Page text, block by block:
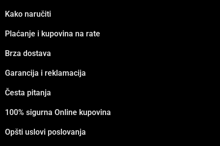
Kako naručiti
Plaćanje i kupovina na rate
Brza dostava
Garancija i reklamacija
Česta pitanja
100% sigurna Online kupovina
Opšti uslovi poslovanja